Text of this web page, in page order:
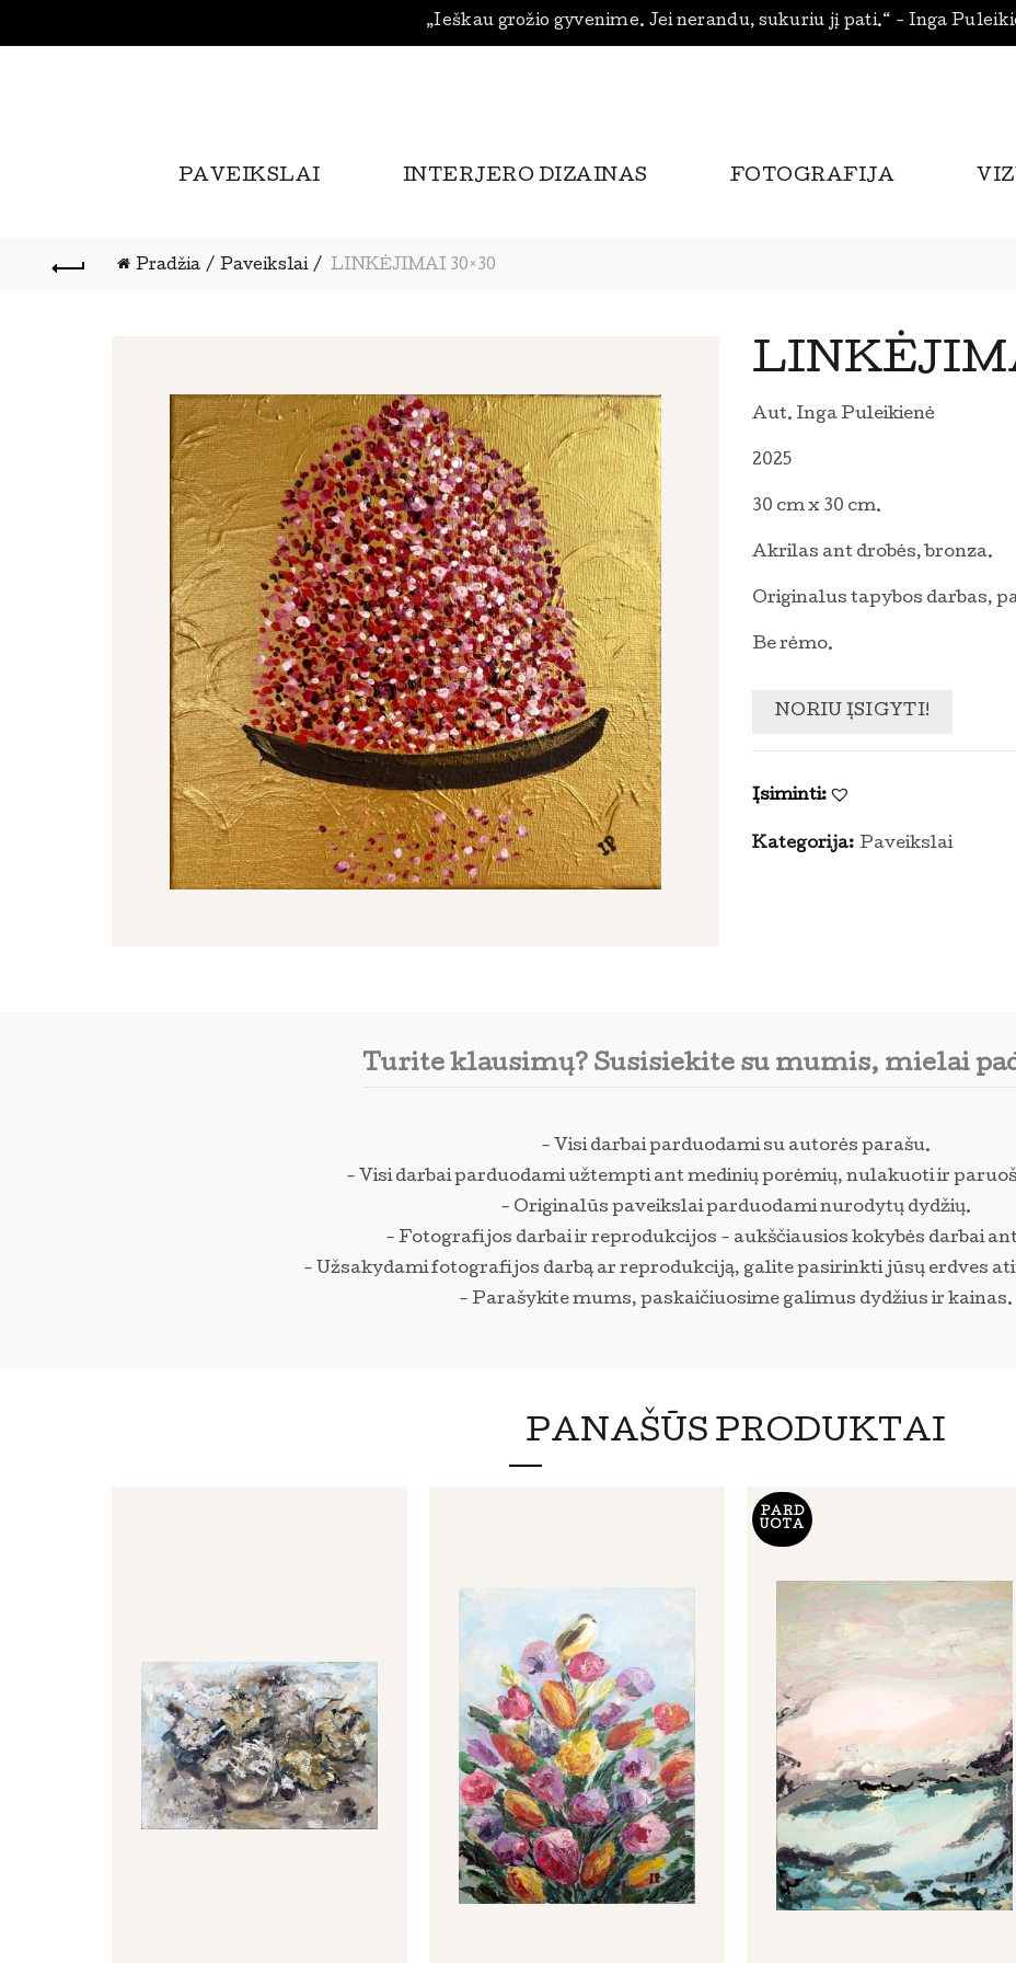
„Ieškau grožio gyvenime. Jei nerandu, sukuriu jį pati.“ - Inga
PAVEIKSLAI INTERJERO DIZAINAS FOTOGRAFIJA
Pradžia Paveikslai LINKĖJIMAI 30×30
Aut. Inga Puleikienė
2025
30 cm x 30 cm.
Akrilas ant drobės, bronza.
Originalus tapybos darbas,
Be rėmo.
NORIU ĮSIGYTI!
Įsiminti:
Kategorija: Paveikslai
Turite klausimų? Susisiekite su mumis, mielai
- Visi darbai parduodami su autorės parašu.
- Visi darbai parduodami užtempti ant medinių porėmių, nulakuoti ir
- Originalūs paveikslai parduodami nurodytų dydžių.
- Fotografijos darbai ir reprodukcijos - aukščiausios kokybės darbai
- Užsakydami fotografijos darbą ar reprodukciją, galite pasirinkti jūsų erdves
- Parašykite mums, paskaičiuosime galimus dydžius ir kainas.
PANAŠŪS PRODUKTAI
PARD
UOTA